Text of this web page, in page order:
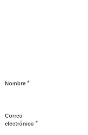
Nombre *
Correo
electrónico *